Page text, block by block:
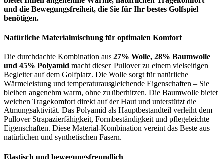
und die Bewegungsfreiheit, die Sie für Ihr bestes Golfspiel
benötigen.
Natürliche Materialmischung für optimalen Komfort
Die durchdachte Kombination aus 27% Wolle, 28% Baumwolle
und 45% Polyamid macht diesen Pullover zu einem vielseitigen
Begleiter auf dem Golfplatz. Die Wolle sorgt für natürliche
Wärmeleistung und temperaturausgleichende Eigenschaften – Sie
bleiben angenehm warm, ohne zu überhitzen. Die Baumwolle bietet
weichen Tragekomfort direkt auf der Haut und unterstützt die
Atmungsaktivität. Das Polyamid als Hauptbestandteil verleiht dem
Pullover Strapazierfähigkeit, Formbeständigkeit und pflegeleichte
Eigenschaften. Diese Material-Kombination vereint das Beste aus
natürlichen und synthetischen Fasern.
Elastisch und bewegungsfreundlich